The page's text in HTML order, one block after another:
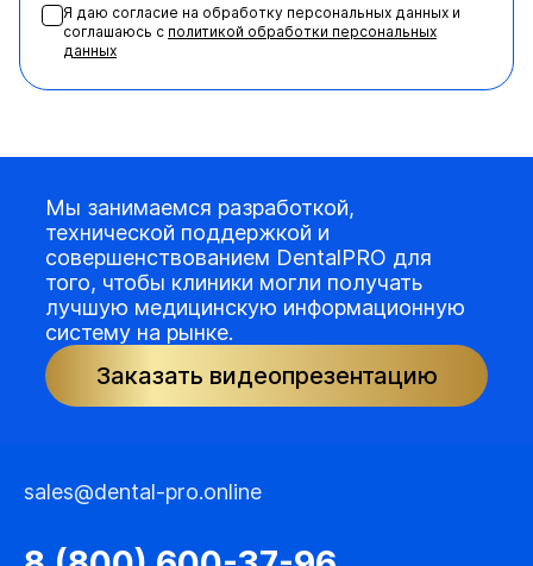
Я даю согласие на обработку персональных данных и
соглашаюсь с политикой обработки персональных
данных
Мы занимаемся разработкой,
технической поддержкой и
совершенствованием DentalPRO для
того, чтобы клиники могли получать
лучшую медицинскую информационную
систему на рынке.
Заказать видеопрезентацию
sales@dental-pro.online